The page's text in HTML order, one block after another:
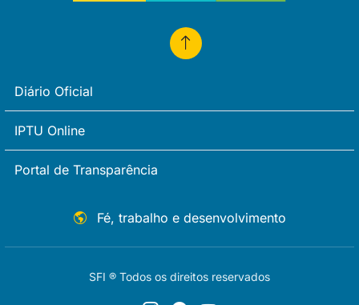
Diário Oficial
IPTU Online
Portal de Transparência
Fé, trabalho e desenvolvimento
SFI ® Todos os direitos reservados